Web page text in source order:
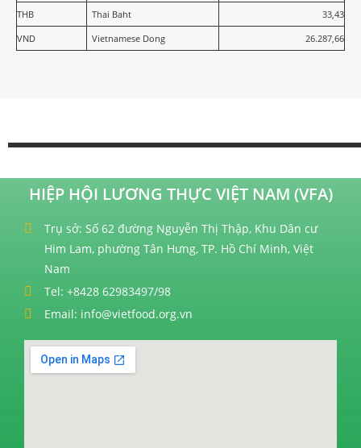
THB Thai Baht
33,43
VND
Vietnamese Dong 26.287,66
HIỆP HỘI LƯƠNG THỰC VIỆT NAM (VFA)
Trụ sở: Số 62 đường Nguyễn Thị Thập, Khu Dân cư
Him Lam, phường Tân Hưng, TP. Hồ Chí Minh, Việt
Nam
Tel: +8428 62983497/98
Email: info@vietfood.org.vn